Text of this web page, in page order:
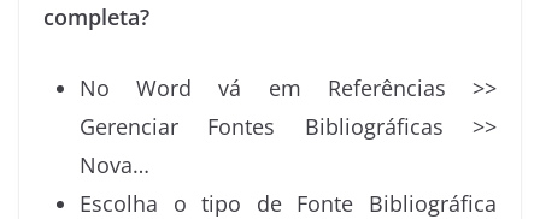
completa?
No Word vá em Referências >>
Gerenciar Fontes Bibliográficas >>
Nova…
Escolha o tipo de Fonte Bibliográfica